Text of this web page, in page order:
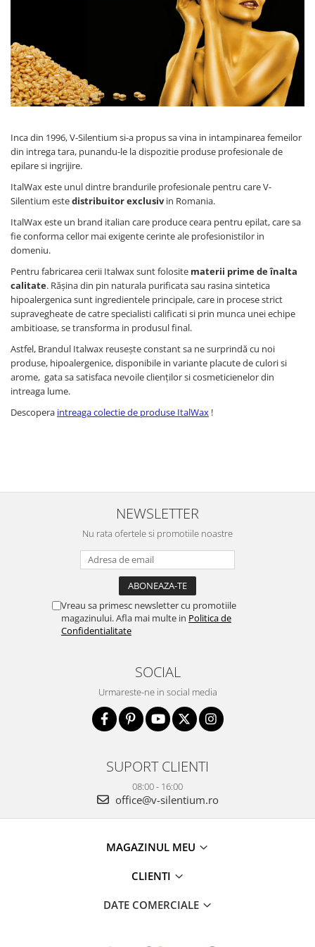
Pasta de Zahar
Produse Dupa Epilare
Produse Inainte de Epilare
Scrub pentru Corp
Vopsea de Par
Inca din 1996, V-Silentium si-a propus sa vina in intampinarea femeilor
din intrega tara, punandu-le la dispozitie produse profesionale de
epilare si ingrijire.
ItalWax este unul dintre brandurile profesionale pentru care V-
Silentium estedistribuitor exclusivin Romania.
ItalWax este un brand italian care produce ceara pentru epilat, care sa
fie conforma cellor mai exigente cerinte ale profesionistilor in
domeniu.
Pentru fabricarea cerii Italwax sunt folosite materii prime de înalta
calitate. Rășina din pin naturala purificata sau rasina sintetica
hipoalergenica sunt ingredientele principale, care in procese strict
supravegheate de catre specialisti calificati si prin munca unei echipe
ambitioase, se transforma in produsul final.
Astfel, Brandul Italwax reusește constant sa ne surprindă cu noi
produse, hipoalergenice, disponibile in variante placute de culori si
arome, gata sa satisfaca nevoile clienților si cosmeticienelor din
intreaga lume.
Descopera intreaga colectie de produse ItalWax !
NEWSLETTER
Nu rata ofertele si promotiile noastre
Vreau sa primesc newsletter cu promotiile
magazinului. Afla mai multe in Politica de
Confidentialitate
SOCIAL
Urmareste-ne in social media
SUPORT CLIENTI
08:00 - 16:00
office@v-silentium.ro
MAGAZINUL MEU
CLIENTI
DATE COMERCIALE